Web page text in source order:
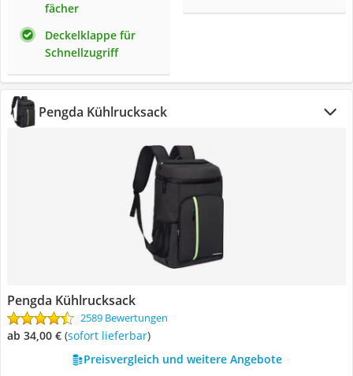
fächer
Deckelklappe für
Schnellzugriff
Pengda Kühlrucksack
Pengda Kühlrucksack
2589 Bewertungen
ab 34,00 € ( Sofort lieferbar)
Preisvergleich und weitere Angebote